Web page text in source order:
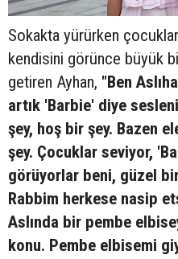
Sokakta yürürken
kendisini görünce büyük
getiren Ayhan, "Ben
artık 'Barbie' diye
şey, hoş bir şey. Bazen
şey. Çocuklar seviyor,
görüyorlar beni, güzel
Rabbim herkese nasip
Aslında bir pembe
konu. Pembe elbisemi